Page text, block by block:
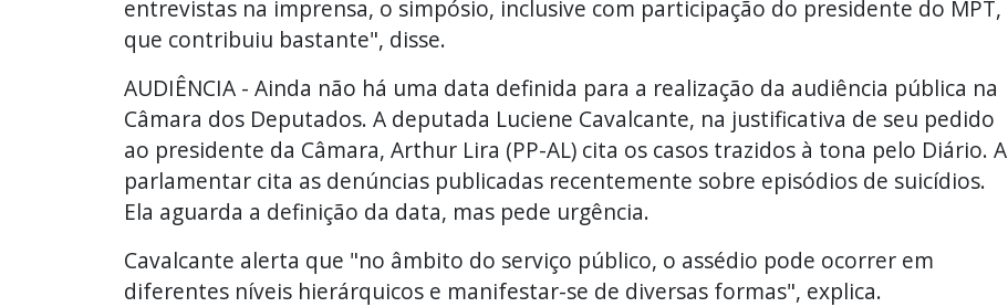
entrevistas na imprensa, o simpósio, inclusive com participação do presidente do MPT,
que contribuiu bastante", disse.
AUDIÊNCIA - Ainda não há uma data definida para a realização da audiência pública na
Câmara dos Deputados. A deputada Luciene Cavalcante, na justificativa de seu pedido
ao presidente da Câmara, Arthur Lira (PP-AL) cita os casos trazidos à tona pelo Diário. A
parlamentar cita as denúncias publicadas recentemente sobre episódios de suicídios.
Ela aguarda a definição da data, mas pede urgência.
Cavalcante alerta que "no âmbito do serviço público, o assédio pode ocorrer em
diferentes níveis hierárquicos e manifestar-se de diversas formas", explica.